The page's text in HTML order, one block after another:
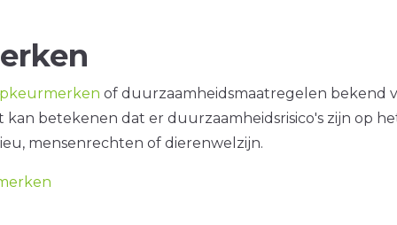
of duurzaamheidsmaatregelen bekend
kan betekenen dat er duurzaamheidsrisico's zijn op
mensenrechten of dierenwelzijn.